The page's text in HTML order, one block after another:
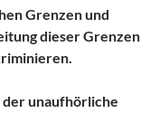
Grenzen und
dieser Grenzen
der unaufhörliche